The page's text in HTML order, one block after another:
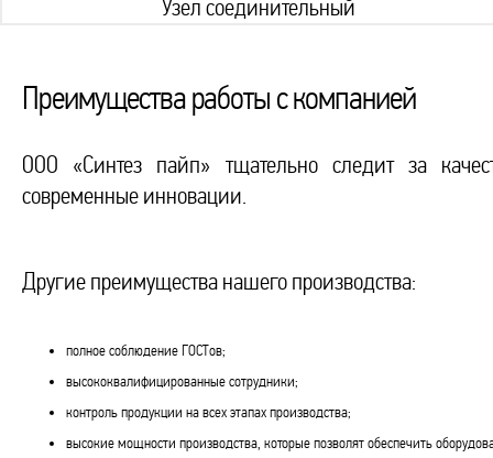
Узел соединительный
Преимущества работы с компанией
ООО «Синтез пайп» тщательно следит за
современные инновации.
Другие преимущества нашего производства:
полное соблюдение ГОСТов;
высококвалифицированные сотрудники;
контроль продукции на всех этапах производства;
высокие мощности производства, которые позволят обеспечить